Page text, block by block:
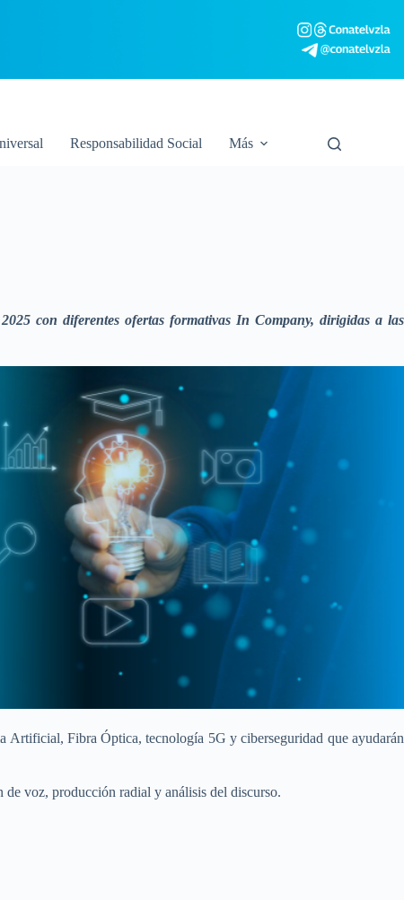
Responsabilidad Social Más
con diferentes ofertas formativas In Company, dirigidas a las
Artificial, Fibra Óptica, tecnología 5G y ciberseguridad que ayudarán
voz, producción radial y análisis del discurso.